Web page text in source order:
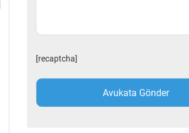
[recaptcha]